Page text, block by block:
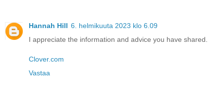
Hannah Hill 6. helmikuuta 2023 klo 6.09
I appreciate the information and advice you have shared.
Clover.com
Vastaa